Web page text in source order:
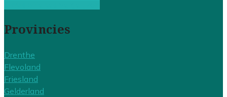
Provincies
Drenthe
Flevoland
Friesland
Gelderland